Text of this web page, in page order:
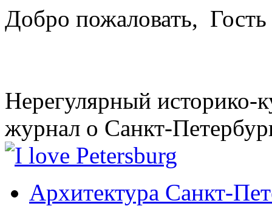
Добро пожаловать, Гость
Нерегулярный историко-
журнал о Санкт-
Архитектура Санкт-